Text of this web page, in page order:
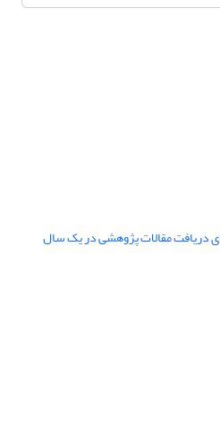
دریافت مقالات پژوهشی در یک سال